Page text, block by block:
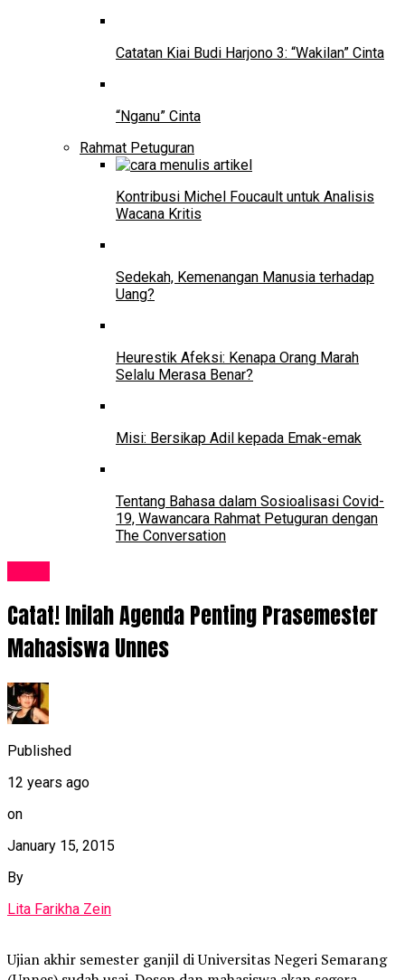
Catatan Kiai Budi Harjono 3: “Wakilan” Cinta
“Nganu” Cinta
Rahmat Petuguran
Kontribusi Michel Foucault untuk Analisis
Wacana Kritis
Sedekah, Kemenangan Manusia terhadap
Uang?
Heurestik Afeksi: Kenapa Orang Marah
Selalu Merasa Benar?
Misi: Bersikap Adil kepada Emak-emak
Tentang Bahasa dalam Sosioalisasi Covid-
19, Wawancara Rahmat Petuguran dengan
The Conversation
Catat! Inilah Agenda Penting Prasemester
Mahasiswa Unnes
Published
12 years ago
on
January 15, 2015
By
Lita Farikha Zein
Ujian akhir semester ganjil di Universitas Negeri Semarang